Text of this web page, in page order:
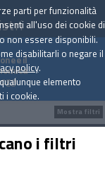
e il
i filtri
Mostra filtri
parti per funzionalità
all'uso dei cookie di
non essere disponibili.
disabilitarli o negare il
policy.
elemento
i cookie.